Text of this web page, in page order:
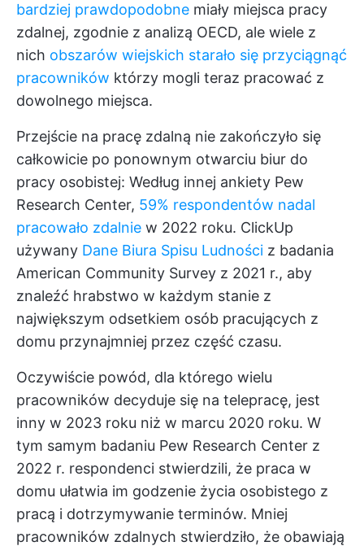
bardziej prawdopodobne miały miejsca pracy
zdalnej, zgodnie z analizą OECD, ale wiele z
nich obszarów wiejskich starało się przyciągnąć
pracowników którzy mogli teraz pracować z
dowolnego miejsca.
Przejście na pracę zdalną nie zakończyło się
całkowicie po ponownym otwarciu biur do
pracy osobistej: Według innej ankiety Pew
Research Center, 59% respondentów nadal
pracowało zdalnie w 2022 roku. ClickUp
używany Dane Biura Spisu Ludności z badania
American Community Survey z 2021 r., aby
znaleźć hrabstwo w każdym stanie z
największym odsetkiem osób pracujących z
domu przynajmniej przez część czasu.
Oczywiście powód, dla którego wielu
pracowników decyduje się na telepracę, jest
inny w 2023 roku niż w marcu 2020 roku. W
tym samym badaniu Pew Research Center z
2022 r. respondenci stwierdzili, że praca w
domu ułatwia im godzenie życia osobistego z
pracą i dotrzymywanie terminów. Mniej
pracowników zdalnych stwierdziło, że obawiają